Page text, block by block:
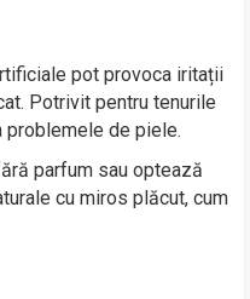
pot provoca iritații
Potrivit pentru tenurile
problemele de piele.
parfum sau optează
cu miros plăcut, cum